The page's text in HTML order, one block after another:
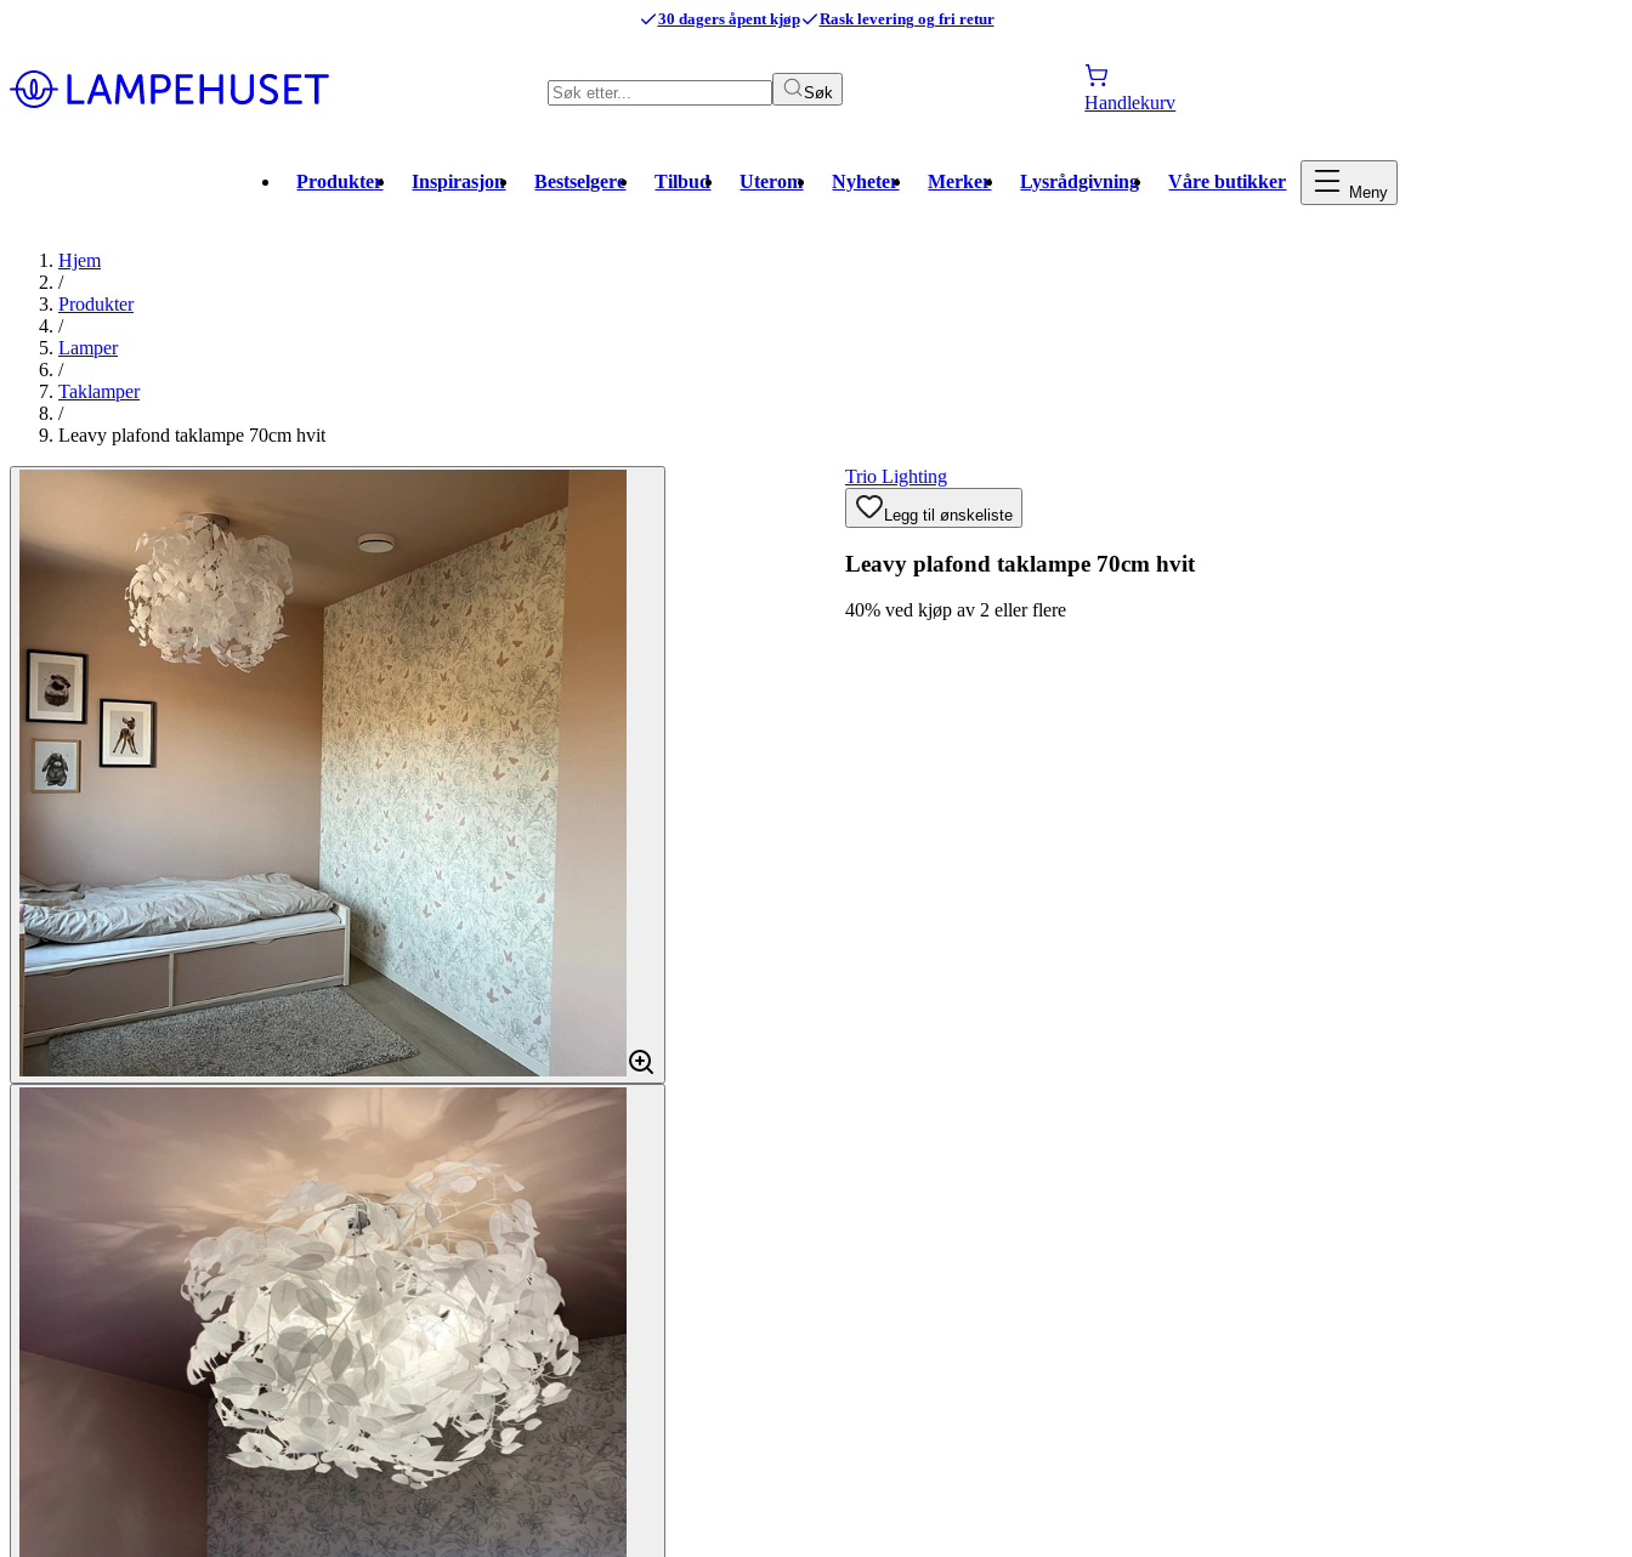
30 dagers åpent kjøp Rask levering og fri retur
Søk Handlekurv
Produkter Inspirasjon Bestselgere Tilbud Uterom Nyheter Merker Lysrådgivning Våre butikker Meny
Hjem
/
Produkter
/
Lamper
/
Taklamper
/
Leavy plafond taklampe 70cm hvit
Trio Lighting
Legg til ønskeliste
Leavy plafond taklampe 70cm hvit
40% ved kjøp av 2 eller flere